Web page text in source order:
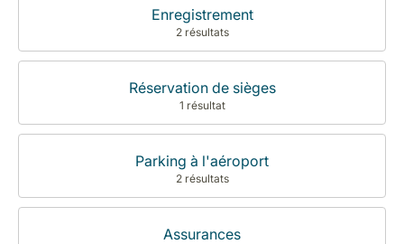
Enregistrement
2 résultats
Réservation de sièges
1 résultat
Parking à l'aéroport
2 résultats
Assurances